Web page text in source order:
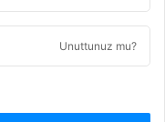
Unuttunuz mu?